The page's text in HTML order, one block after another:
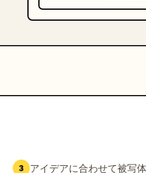
3
アイデアに合わせて被写